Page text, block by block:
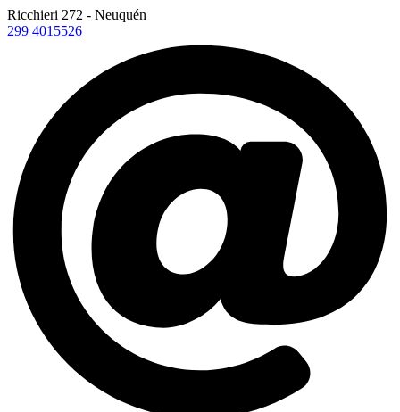
Ricchieri 272 - Neuquén
299 4015526